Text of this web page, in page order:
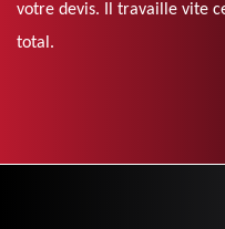
votre devis. Il travaille vite
total.